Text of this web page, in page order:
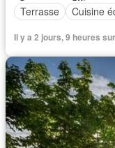
Terrasse
Cuisine
Il y a 2 jours, 9 heures